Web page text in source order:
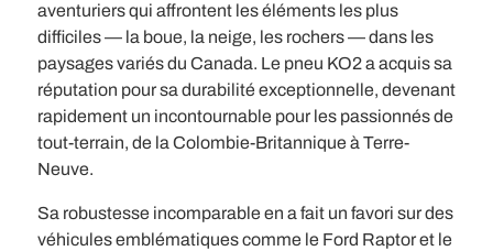
aventuriers qui affrontent les éléments les plus
difficiles — la boue, la neige, les rochers — dans les
paysages variés du Canada. Le pneu KO2 a acquis sa
réputation pour sa durabilité exceptionnelle, devenant
rapidement un incontournable pour les passionnés de
tout-terrain, de la Colombie-Britannique à Terre-
Neuve.
Sa robustesse incomparable en a fait un favori sur des
véhicules emblématiques comme le Ford Raptor et le